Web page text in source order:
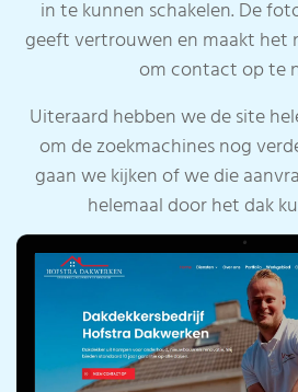
in te kunnen schakelen. De
geeft vertrouwen en maakt het
om contact op te
Uiteraard hebben we de site
om de zoekmachines nog
gaan we kijken of we die
helemaal door het dak